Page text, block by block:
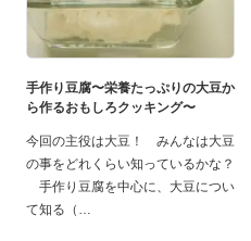
手作り豆腐〜栄養たっぷりの大豆か
ら作るおもしろクッキング〜
今回の主役は大豆！ みんなは大豆
の事をどれくらい知っているかな？
手作り豆腐を中心に、大豆につい
て知る（